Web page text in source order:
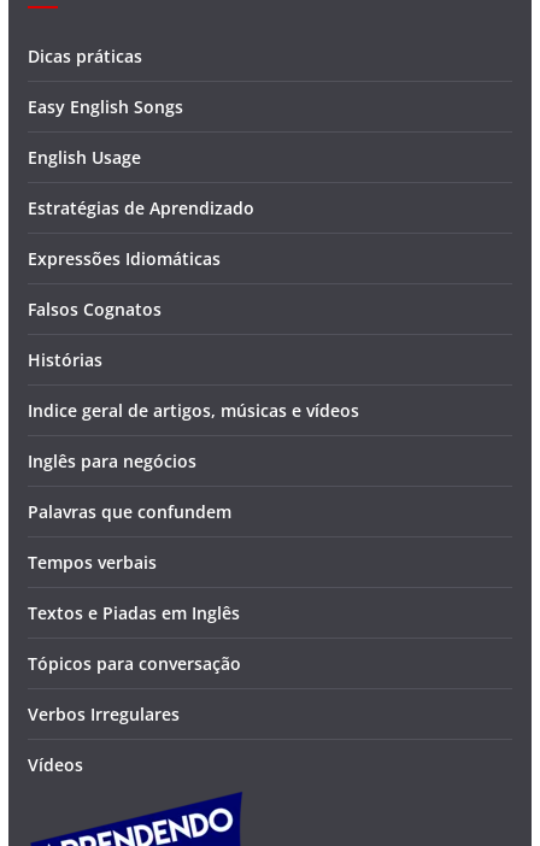
Dicas práticas
Easy English Songs
English Usage
Estratégias de Aprendizado
Expressões Idiomáticas
Falsos Cognatos
Histórias
Indice geral de artigos, músicas e vídeos
Inglês para negócios
Palavras que confundem
Tempos verbais
Textos e Piadas em Inglês
Tópicos para conversação
Verbos Irregulares
Vídeos